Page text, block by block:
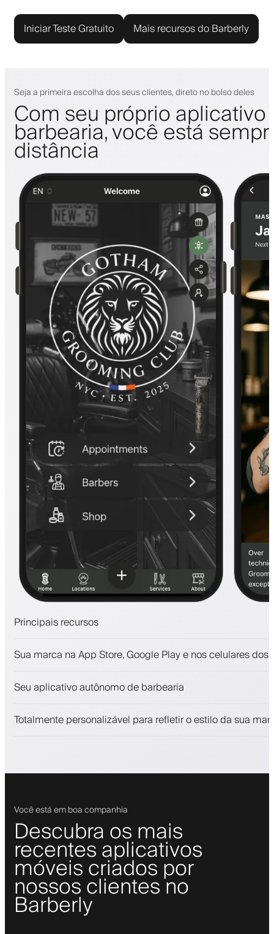
Iniciar Teste Gratuito Mais recursos do Barberly
Seja a primeira escolha dos seus clientes, direto no bolso deles
Com seu próprio
barbearia, você está
distância
Principais recursos
Pagamentos, depósito caução
Envolva clientes com um programa de fidelidade
Sua marca na App Store, Google Play e nos celulares dos
Seu aplicativo autônomo de barbearia
Totalmente personalizável para refletir o estilo da sua
Você está em boa companhia
Descubra os mais
recentes aplicativos
móveis criados por
nossos clientes no
Barberly